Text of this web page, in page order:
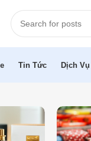
Tin Tức Dịch